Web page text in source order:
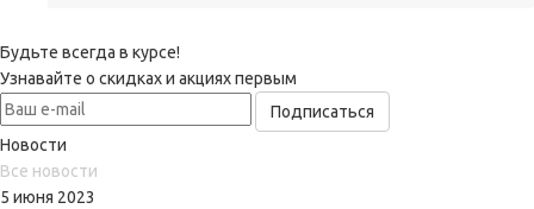
Будьте всегда в курсе!
Узнавайте о скидках и акциях первым
Новости
Все новости
5 июня 2023